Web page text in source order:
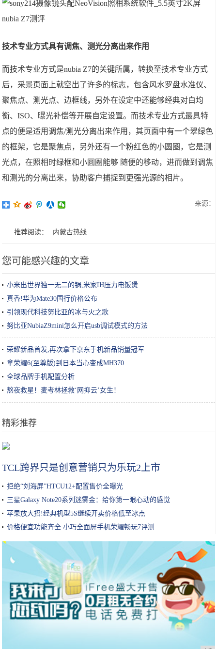
技术专业方式具有调焦、测光分离出来作用
而技术专业方式是nubia Z7的关键所属，转换至技术专业方式
后，采景页面上就空出了许多的标志，包含风水罗盘水准仪、
聚焦点、测光点、边框线，另外在设定中还能够经典对白均
衡、ISO、曝光补偿等开展自定设置。而技术专业方式最具特
点的便是适用调焦/测光分离出来作用，其页面中有一个翠绿色
的框架，它是聚焦点，另外还有一个粉红色的小圆圈，它是测
光点，在照相时绿框和小圆圈能够 随便的移动，进而做到调焦
和测光的分离出来，协助客户捕捉到更强光源的相片。
来源：
推荐阅读： 内蒙古热线
您可能感兴趣的文章
小米出世界独一无二的锅,米家IH压力电饭煲
真香!华为Mate30国行价格公布
引领现代科技努比亚的冰与火之歌
努比亚NubiaZ9mini怎么开启usb调试模式的方法
荣耀新品首发,再次拿下京东手机新品销量冠军
拿荣耀6(至尊版)到日本当心变成MH370
全球品牌手机配置分析
熬夜救星！麦考林拯救‘网抑云’女生！
精彩推荐
TCL跨界只是创意营销只为乐玩2上市
拒绝“刘海屏”HTCU12+配置售价全曝光
三星Galaxy Note20系列迷雾金：给你第一眼心动的感觉
苹果放大招!经典机型5S继续开卖价格低至冰点
价格便宜功能齐全 小巧全面屏手机荣耀畅玩7评测